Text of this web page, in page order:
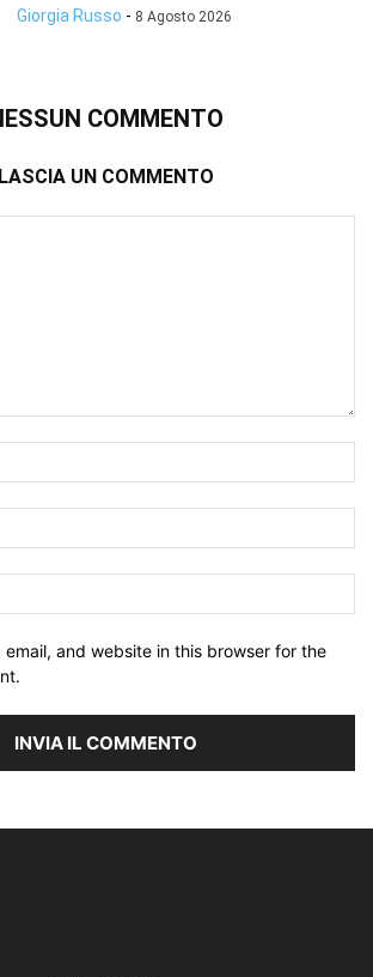
Giorgia Russo - 8 Agosto 2026
COMMENTO
LASCIA UN COMMENTO
email, and website in this browser for the